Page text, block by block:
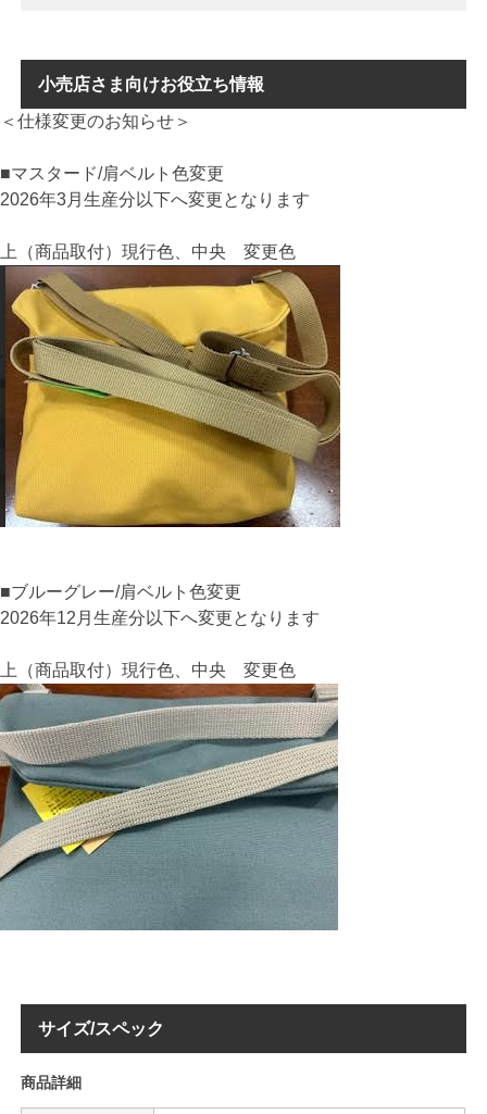
小売店さま向けお役立ち情報
＜仕様変更のお知らせ＞
■マスタード/肩ベルト色変更
2026年3月生産分以下へ変更となります
上（商品取付）現行色、中央 変更色
■ブルーグレー/肩ベルト色変更
2026年12月生産分以下へ変更となります
上（商品取付）現行色、中央 変更色
サイズ/スペック
商品詳細